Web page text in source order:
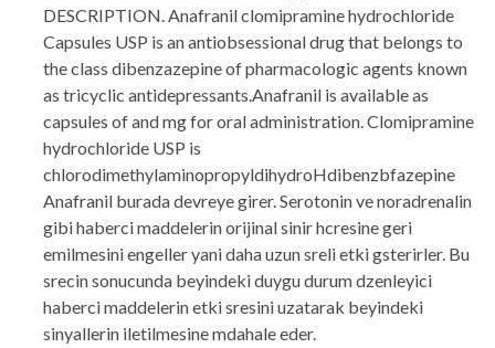
DESCRIPTION. Anafranil clomipramine hydrochloride
Capsules USP is an antiobsessional drug that belongs to
the class dibenzazepine of pharmacologic agents known
as tricyclic antidepressants.Anafranil is available as
capsules of and mg for oral administration. Clomipramine
hydrochloride USP is
chlorodimethylaminopropyldihydroHdibenzbfazepine
Anafranil burada devreye girer. Serotonin ve noradrenalin
gibi haberci maddelerin orijinal sinir hcresine geri
emilmesini engeller yani daha uzun sreli etki gsterirler. Bu
srecin sonucunda beyindeki duygu durum dzenleyici
haberci maddelerin etki sresini uzatarak beyindeki
sinyallerin iletilmesine mdahale eder.